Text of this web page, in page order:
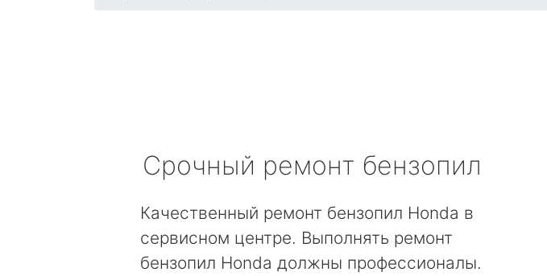
Срочный ремонт бензопил
Качественный ремонт бензопил Honda в
сервисном центре. Выполнять ремонт
бензопил Honda должны профессионалы.